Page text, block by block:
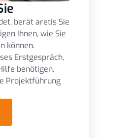
berät aretis Sie
Ihnen, wie Sie
können.
Erstgespräch,
benötigen.
Projektführung